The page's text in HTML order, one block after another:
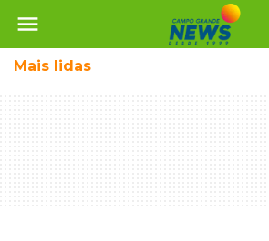
menu
Mais lidas